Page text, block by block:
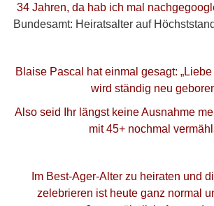
34 Jahren, da hab ich mal
Bundesamt: Heiratsalter auf
Blaise Pascal hat einmal gesagt:
wird ständig neu
Also seid Ihr längst keine Ausnahme
mit 45+ nochmal
Im Best-Ager-Alter zu heiraten und
zelebrieren ist heute ganz normal